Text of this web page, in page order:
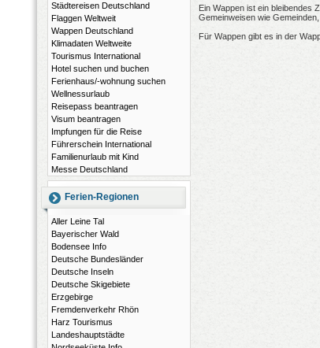
Städtereisen Deutschland
Flaggen Weltweit
Wappen Deutschland
Klimadaten Weltweite
Tourismus International
Hotel suchen und buchen
Ferienhaus/-wohnung suchen
Wellnessurlaub
Reisepass beantragen
Visum beantragen
Impfungen für die Reise
Führerschein International
Familienurlaub mit Kind
Messe Deutschland
Ferien-Regionen
Aller Leine Tal
Bayerischer Wald
Bodensee Info
Deutsche Bundesländer
Deutsche Inseln
Deutsche Skigebiete
Erzgebirge
Fremdenverkehr Rhön
Harz Tourismus
Landeshauptstädte
Ein Wappen ist ein bleibendes
Gemeinweisen wie
Für Wappen gibt es in der